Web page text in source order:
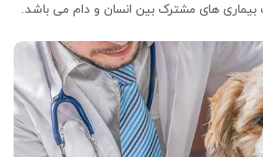
بیماری های مشترک بین انسان و دام می باشد.